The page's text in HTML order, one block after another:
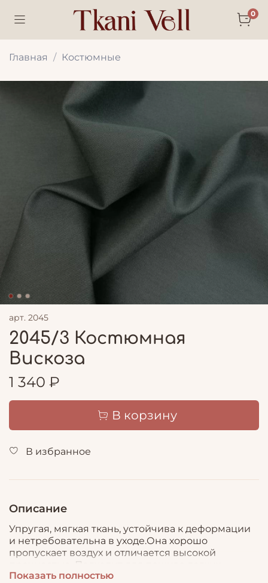
0
Главная Костюмные
арт. 2045
2045/3 Костюмная
Вискоза
1 340 ₽
В корзину
В избранное
Описание
Упругая, мягкая ткань, устойчива к деформации
и нетребовательна в уходе.Она хорошо
пропускает воздух и отличается высокой
прочностью. Подходит для пошива легких
костюмов, платьев, блузок и объемных брюк.
Показать полностью